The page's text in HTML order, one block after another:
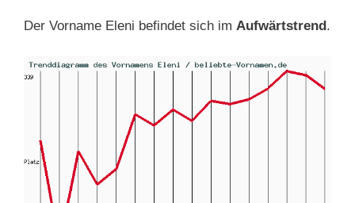
Der Vorname Eleni befindet sich im Aufwärtstrend.